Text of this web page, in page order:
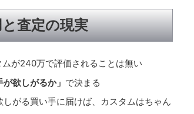
査定の現実
が240万で評価されることは無い
が欲しがるか」 で決まる
がる買い手に届けば、カスタムはちゃん